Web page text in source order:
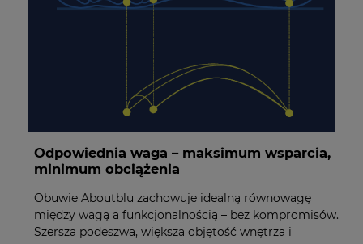
Odpowiednia waga – maksimum wsparcia,
minimum obciążenia
Obuwie Aboutblu zachowuje idealną równowagę
między wagą a funkcjonalnością – bez kompromisów.
Szersza podeszwa, większa objętość wnętrza i